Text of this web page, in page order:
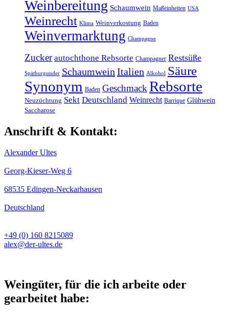
Weinbereitung Schaumwein Maßeinheiten USA
Weinrecht Klima Weinverkostung Baden
Weinvermarktung Champagne
Zucker autochthone Rebsorte Champagner Restsüße
Spätburgunder Schaumwein Italien Alkohol Säure
Synonym Baden Geschmack Rebsorte
Neuzüchtung Sekt Deutschland Weinrecht Barrique Glühwein
Saccharose
Anschrift & Kontakt:
Alexander Ultes
Georg-Kieser-Weg 6
68535 Edingen-Neckarhausen
Deutschland
+49 (0) 160 8215089
alex@der-ultes.de
Weingüter, für die ich arbeite oder
gearbeitet habe: